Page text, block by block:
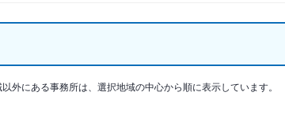
にある事務所は、選択地域の中心から順に表示しています。